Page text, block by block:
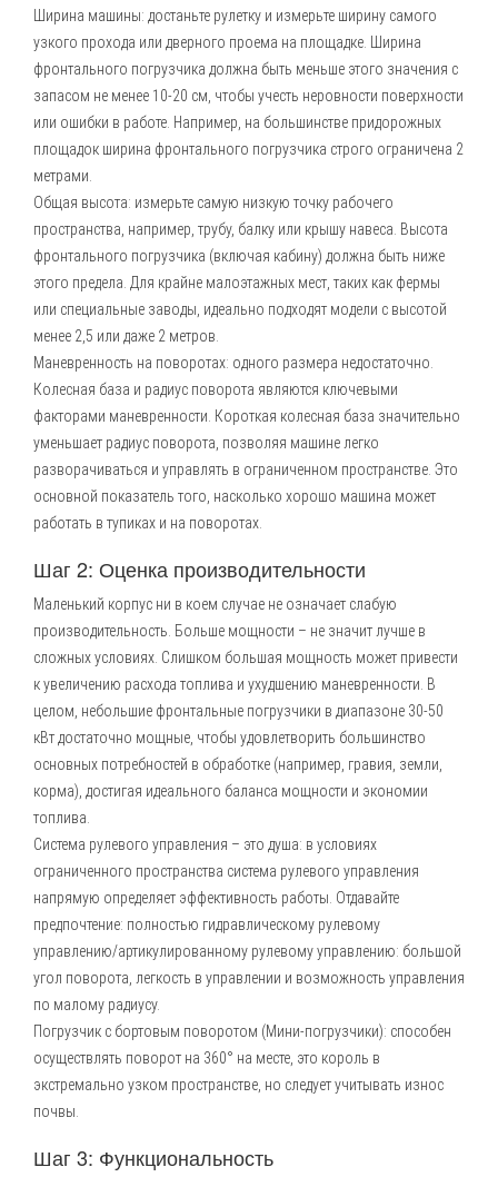
Ширина машины: достаньте рулетку и измерьте ширину самого
узкого прохода или дверного проема на площадке. Ширина
фронтального погрузчика должна быть меньше этого значения с
запасом не менее 10-20 см, чтобы учесть неровности поверхности
или ошибки в работе. Например, на большинстве придорожных
площадок ширина фронтального погрузчика строго ограничена 2
метрами.
Общая высота: измерьте самую низкую точку рабочего
пространства, например, трубу, балку или крышу навеса. Высота
фронтального погрузчика (включая кабину) должна быть ниже
этого предела. Для крайне малоэтажных мест, таких как фермы
или специальные заводы, идеально подходят модели с высотой
менее 2,5 или даже 2 метров.
Маневренность на поворотах: одного размера недостаточно.
Колесная база и радиус поворота являются ключевыми
факторами маневренности. Короткая колесная база значительно
уменьшает радиус поворота, позволяя машине легко
разворачиваться и управлять в ограниченном пространстве. Это
основной показатель того, насколько хорошо машина может
работать в тупиках и на поворотах.
Шаг 2: Оценка производительности
Маленький корпус ни в коем случае не означает слабую
производительность. Больше мощности – не значит лучше в
сложных условиях. Слишком большая мощность может привести
к увеличению расхода топлива и ухудшению маневренности. В
целом, небольшие фронтальные погрузчики в диапазоне 30-50
кВт достаточно мощные, чтобы удовлетворить большинство
основных потребностей в обработке (например, гравия, земли,
корма), достигая идеального баланса мощности и экономии
топлива.
Система рулевого управления – это душа: в условиях
ограниченного пространства система рулевого управления
напрямую определяет эффективность работы. Отдавайте
предпочтение: полностью гидравлическому рулевому
управлению/артикулированному рулевому управлению: большой
угол поворота, легкость в управлении и возможность управления
по малому радиусу.
Погрузчик с бортовым поворотом (Мини-погрузчики): способен
осуществлять поворот на 360° на месте, это король в
экстремально узком пространстве, но следует учитывать износ
почвы.
Шаг 3: Функциональность